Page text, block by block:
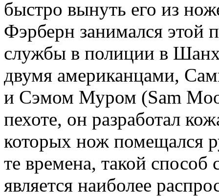
быстро вынуть его из
Фэрберн занимался этой
службы в полиции в
двумя американцами,
и Сэмом Муром (Sam
пехоте, он разработал
которых нож помещался
те времена, такой
является наиболее